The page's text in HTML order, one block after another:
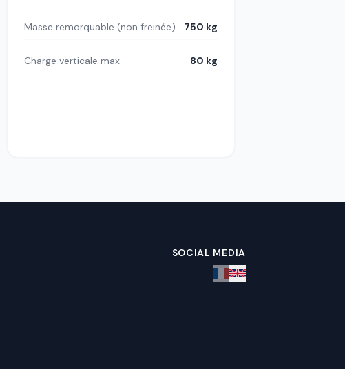
Masse remorquable (non freinée) 750 kg
Charge verticale max 80 kg
SOCIAL MEDIA